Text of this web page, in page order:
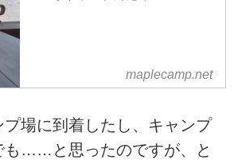
maplecamp.net
場に到着したし、キャンプ
も……と思ったのですが、と